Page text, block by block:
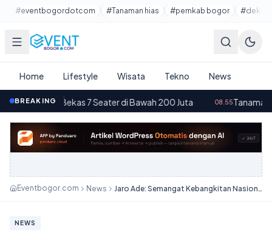
Lewati ke konten utama
#eventbogordotcom #Tanaman hias #pemkab bogor
Home Lifestyle Wisata Tekno News
BREAKING
7 Seater di Bawah 200 Juta· 08.55Tanaman Gantung
Eventbogor.com News Jaro Ade: Semangat Kebangkitan Nasional Harus Dihidupkan Melalui Kepemimpinan Berbasis Pancasila
NEWS